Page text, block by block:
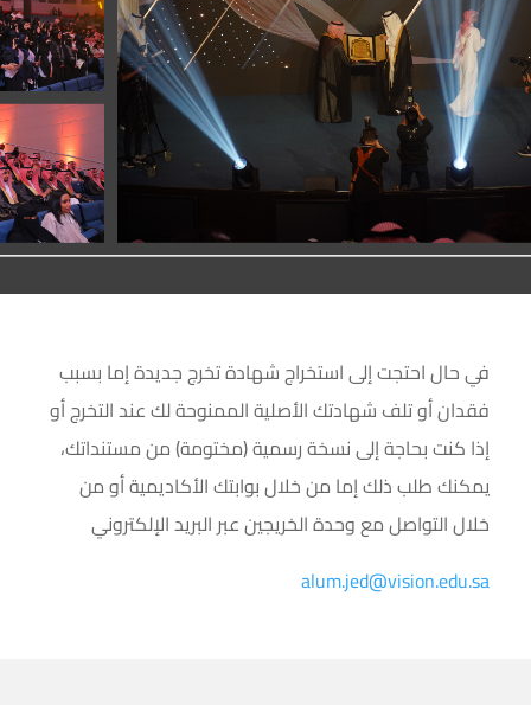
في حال احتجت إلى استخراج شهادة تخرج جديدة إما بسبب
فقدان أو تلف شهادتك الأصلية الممنوحة لك عند التخرج أو
إذا كنت بحاجة إلى نسخة رسمية (مختومة) من مستنداتك،
يمكنك طلب ذلك إما من خلال بوابتك الأكاديمية أو من
خلال التواصل مع وحدة الخريجين عبر البريد الإلكتروني
alum.jed@vision.edu.sa